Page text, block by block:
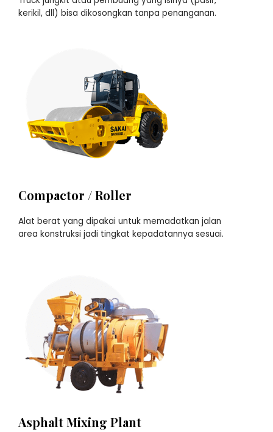
kerikil, dll) bisa dikosongkan tanpa penanganan.
Compactor / Roller
Alat berat yang dipakai untuk memadatkan jalan
area konstruksi jadi tingkat kepadatannya sesuai.
Asphalt Mixing Plant